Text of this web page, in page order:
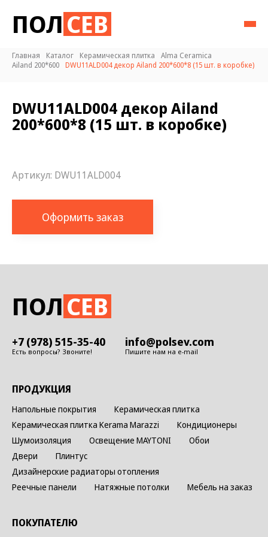
ПОЛСЕВ
Главная Каталог Керамическая плитка
Alma Ceramica
Ailand 200*600 DWU11ALD004 декор Ailand 200*600*8 (15 шт. в коробке)
DWU11ALD004 декор Ailand
200*600*8 (15 шт. в коробке)
Артикул: DWU11ALD004
Оформить заказ
ПОЛСЕВ
+7 (978) 515-35-40
Есть вопросы? Звоните!
info@polsev.com
Пишите нам на e-mail
ПРОДУКЦИЯ
Напольные покрытия
Керамическая плитка
Керамическая плитка Kerama Marazzi
Кондиционеры
Шумоизоляция
Освещение MAYTONI
Обои
Двери
Плинтус
Дизайнерские радиаторы отопления
Реечные панели
Натяжные потолки Мебель на заказ
ПОКУПАТЕЛЮ